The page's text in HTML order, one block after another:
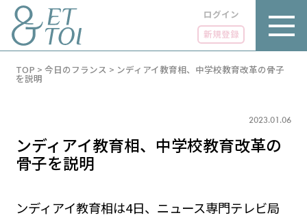
ログイン
新規登録
LUXE
TOP > 今日のフランス > ンディアイ教育相、中学校教育改革の骨子
を説明
2023.01.06
ンディアイ教育相、中学校教育改革の
骨子を説明
ンディアイ教育相は4日、ニュース専門テレビ局